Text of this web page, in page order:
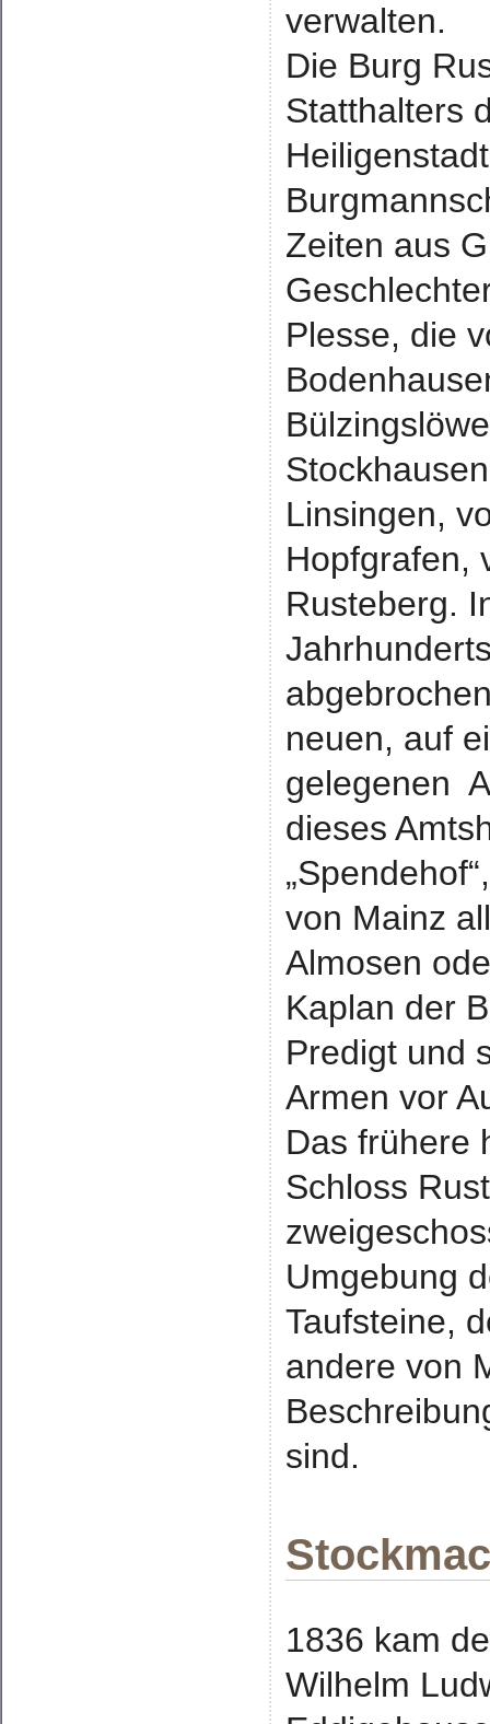
verwalten.
Die Burg
Statthalters
Zeiten aus
Plesse, die
Linsingen,
Hopfgrafen,
Rusteberg.
neuen, auf
gelegenen
dieses
von Mainz
Almosen
Kaplan der
Predigt und
Armen vor
Das frühere
Schloss
Umgebung
Taufsteine,
andere von
sind.
1836 kam
Wilhelm